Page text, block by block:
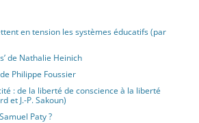
en tension les systèmes éducatifs (par
de Nathalie Heinich
Philippe Foussier
: de la liberté de conscience à la liberté
et J.-P. Sakoun)
Paty ?